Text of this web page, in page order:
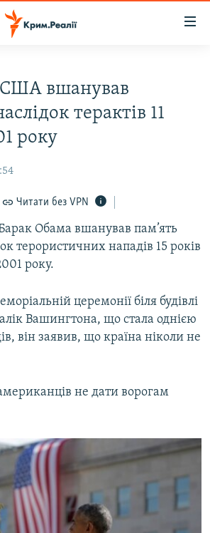
вшанував
терактів 11
року
Читати без VPN
Обама вшанував пам’ять
терористичних нападів 15 років
року.
церемонії біля будівлі
Вашингтона, що стала однією
він заявив, що країна ніколи не
не дати ворогам